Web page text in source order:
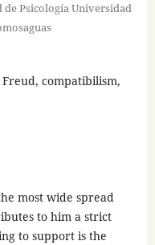
Psicología Universidad
compatibilism,
most wide spread
to him a strict
to support is the